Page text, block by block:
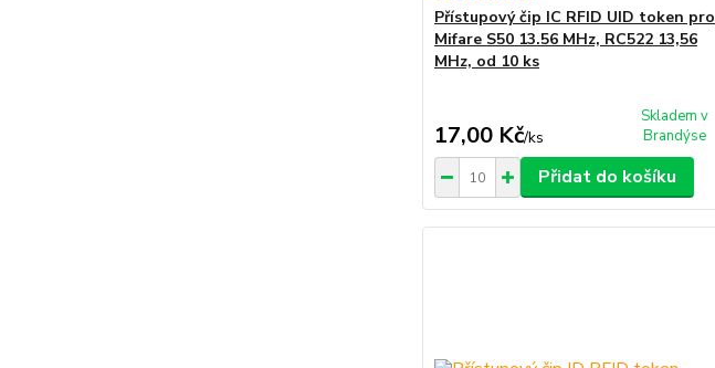
Přístupový čip IC RFID UID token pro
Mifare S50 13.56 MHz, RC522 13,56
MHz, od 10 ks
17,00 Kč/ks
Skladem v
Brandýse
Přidat do košíku